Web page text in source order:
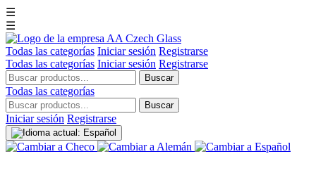
☰
☰
Todas las categorías Iniciar sesión Registrarse
Todas las categorías Iniciar sesión Registrarse
Buscar
Todas las categorías
Buscar
Iniciar sesión Registrarse